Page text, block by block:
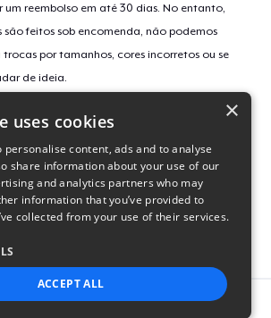
um reembolso em até 30 dias. No entanto,
são feitos sob encomenda, não podemos
por tamanhos, cores incorretos ou se
de ideia.
política de devolução ×
uses cookies
personalise content, ads and to analyse
share information about your use of our
and analytics partners who may
information that you’ve provided to
collected from your use of their services.
ACCEPT ALL